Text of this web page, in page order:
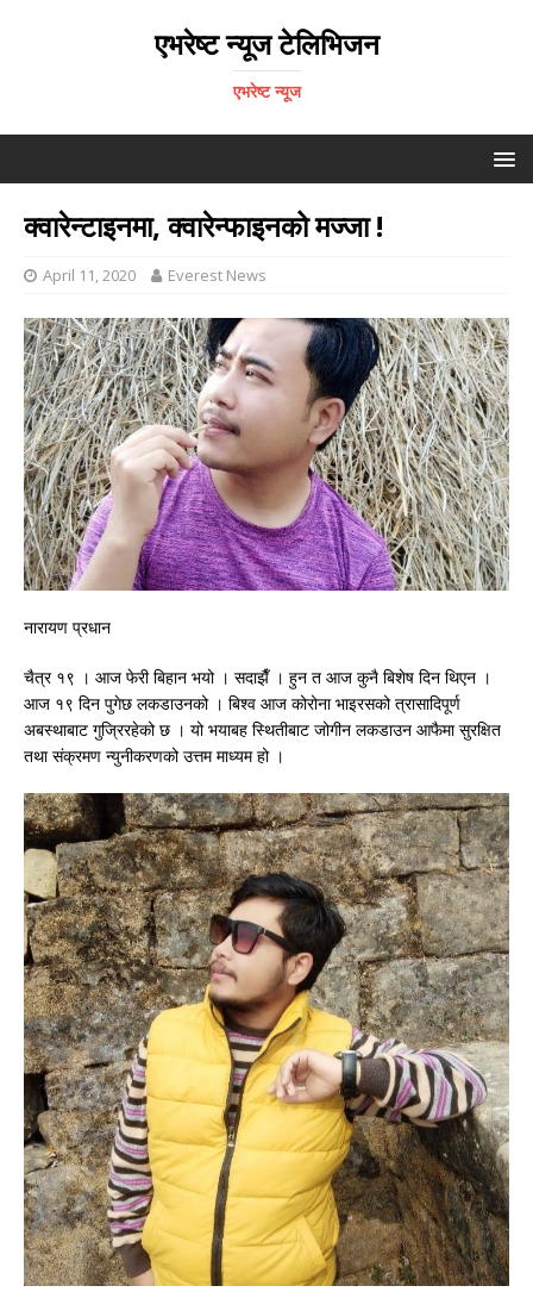
एभरेष्ट न्यूज टेलिभिजन
एभरेष्ट न्यूज
क्वारेन्टाइनमा, क्वारेन्फाइनको मज्जा !
April 11, 2020 Everest News
नारायण प्रधान
चैत्र १९ । आज फेरी बिहान भयो । सदाझैँ । हुन त आज कुनै बिशेष दिन थिएन ।
आज १९ दिन पुगेछ लकडाउनको । बिश्व आज कोरोना भाइरसको त्रासादिपूर्ण
अबस्थाबाट गुज्रिरहेको छ । यो भयाबह स्थितीबाट जोगीन लकडाउन आफैमा सुरक्षित
तथा संक्रमण न्युनीकरणको उत्तम माध्यम हो ।